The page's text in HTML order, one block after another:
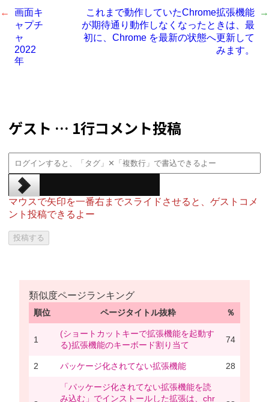
画面キ
ャプチ
ャ
2022
年
これまで動作していたChrome拡張機能
が期待通り動作しなくなったときは、最
初に、Chrome を最新の状態へ更新して
みます。
ゲスト … 1行コメント投稿
マウスで矢印を一番右までスライドさせると、ゲストコメ
ント投稿できるよー
類似度ページランキング
順位 ページタイトル抜粋 ％
1
(ショートカットキーで拡張機能を起動す
る)拡張機能のキーボード割り当て
74
2 パッケージ化されてない拡張機能 28
「パッケージ化されてない拡張機能を読
み込む」でインストールした拡張は、chr